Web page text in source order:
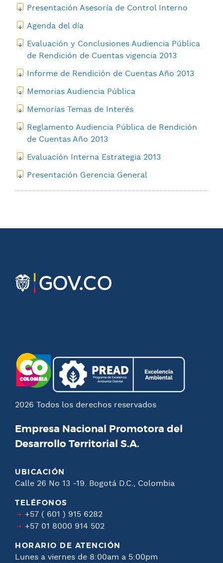
Presentación Asesoría de Control Interno
Agenda del día
Evaluación y Conclusiones Audiencia Pública
de Rendición de Cuentas vigencia 2013
Informe de Rendición de Cuentas Año 2013
Memorias Audiencia Pública
Memorías Temas de Interés
Reglamento Audiencia Pública de Rendición
de Cuentas Año 2013
Evaluación Interna Estrategia 2013
Presentación Gerencia General
2026 Todos los derechos reservados
Empresa Nacional Promotora del
Desarrollo Territorial S.A.
UBICACIÓN
Calle 26 No 13 -19. Bogotá D.C., Colombia
TELÉFONOS
+57 ( 601 ) 915 6282
+57 01 8000 914 502
HORARIO DE ATENCIÓN
Lunes a viernes de 8:00am a 5:00pm